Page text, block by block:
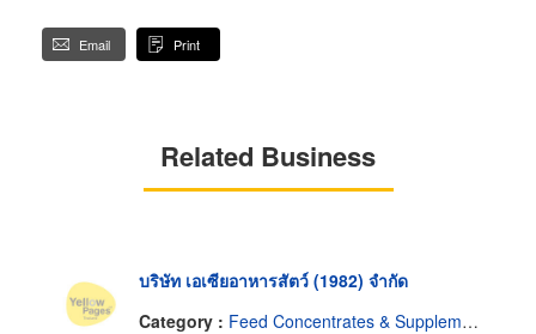
Email Print
Related Business
บริษัท เอเซียอาหารสัตว์ (1982) จำกัด
Category : Feed Concentrates & Supplements